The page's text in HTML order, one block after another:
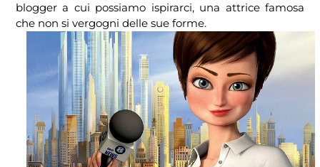
blogger a cui possiamo ispirarci, una attrice famosa
che non si vergogni delle sue forme.